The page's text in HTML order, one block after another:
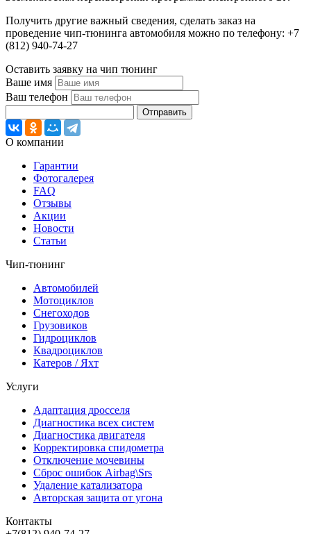
Получить другие важный сведения, сделать заказ на
проведение чип-тюнинга автомобиля можно по телефону: +7
(812) 940-74-27
Оставить заявку на чип тюнинг
Ваше имя
Ваш телефон
Отправить
О компании
Гарантии
Фотогалерея
FAQ
Отзывы
Акции
Новости
Статьи
Чип-тюнинг
Автомобилей
Мотоциклов
Снегоходов
Грузовиков
Гидроциклов
Квадроциклов
Катеров / Яхт
Услуги
Адаптация дросселя
Диагностика всех систем
Диагностика двигателя
Корректировка спидометра
Отключение мочевины
Сброс ошибок Airbag\Srs
Удаление катализатора
Авторская защита от угона
Контакты